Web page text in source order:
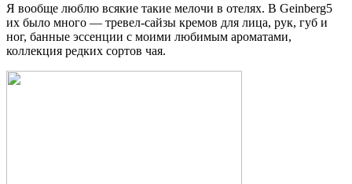
Я вообще люблю всякие такие мелочи в отелях. B Geinberg5
их было много — тревел-сайзы кремов для лица, рук, губ и
ног, банные эссенции с моими любимым ароматами,
коллекция редких сортов чая.